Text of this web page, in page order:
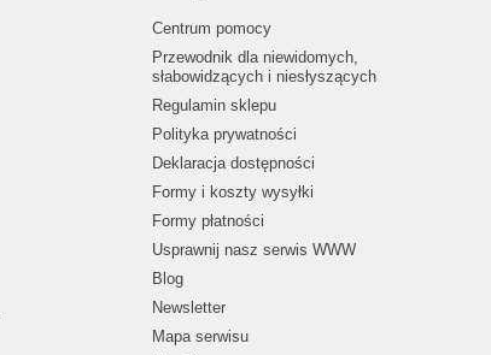
Centrum pomocy
Przewodnik dla niewidomych,
słabowidzących i niesłyszących
Regulamin sklepu
Polityka prywatności
Deklaracja dostępności
Formy i koszty wysyłki
Formy płatności
Usprawnij nasz serwis WWW
Blog
Newsletter
Mapa serwisu